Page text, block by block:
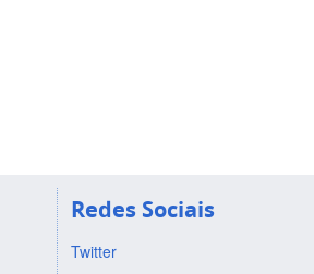
Redes Sociais
Twitter